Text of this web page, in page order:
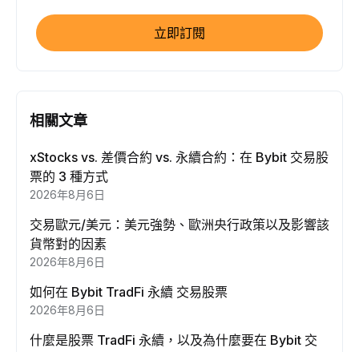
立即訂閱
相關文章
xStocks vs. 差價合約 vs. 永續合約：在 Bybit 交易股
票的 3 種方式
2026年8月6日
交易歐元/美元：美元強勢、歐洲央行政策以及影響該
貨幣對的因素
2026年8月6日
如何在 Bybit TradFi 永續 交易股票
2026年8月6日
什麼是股票 TradFi 永續，以及為什麼要在 Bybit 交